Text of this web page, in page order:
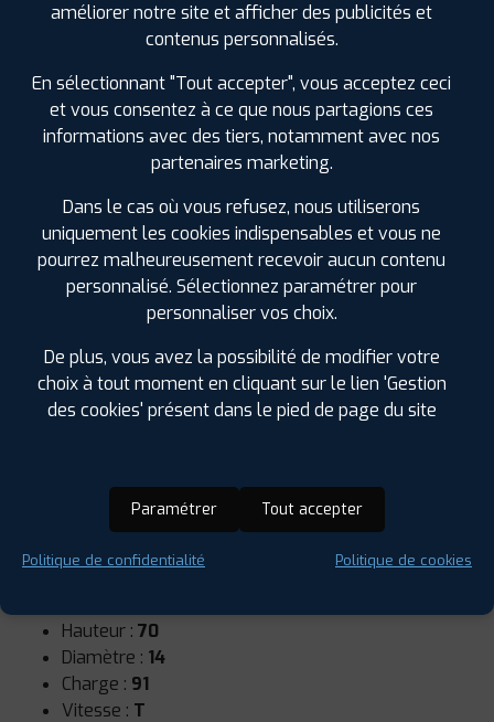
Saison :
Hiver
Hauteur : 70
Diamètre : 14
Charge : 91
Vitesse : T
améliorer notre site et afficher des publicités et
contenus personnalisés.
En sélectionnant "Tout accepter", vous acceptez ceci
et vous consentez à ce que nous partagions ces
informations avec des tiers, notamment avec nos
partenaires marketing.
Dans le cas où vous refusez, nous utiliserons
uniquement les cookies indispensables et vous ne
pourrez malheureusement recevoir aucun contenu
personnalisé. Sélectionnez paramétrer pour
personnaliser vos choix.
De plus, vous avez la possibilité de modifier votre
choix à tout moment en cliquant sur le lien 'Gestion
des cookies' présent dans le pied de page du site
Paramétrer Tout accepter
Politique de confidentialité Politique de cookies